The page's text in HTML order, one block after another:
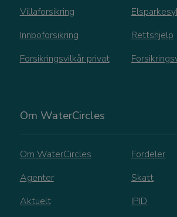
Villaforsikring
Innboforsikring
Forsikringsvilkår privat
Rettshjelp
Om WaterCircles
Om WaterCircles
Agenter
Aktuelt
Fordeler
Skatt
IPID
nødvendige informasjonskapsler.
NAVN
CookieScriptConsent